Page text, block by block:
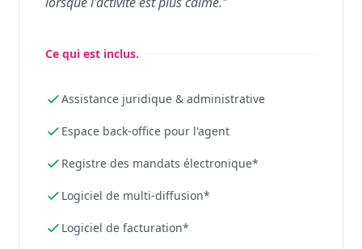
Ce qui est inclus.
Assistance juridique & administrative
Espace back-office pour l'agent
Registre des mandats électronique*
Logiciel de multi-diffusion*
Logiciel de facturation*